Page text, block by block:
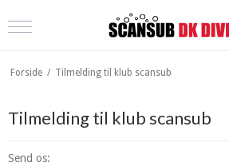
Forside / Tilmelding til klub scansub
Tilmelding til klub scansub
Send os: